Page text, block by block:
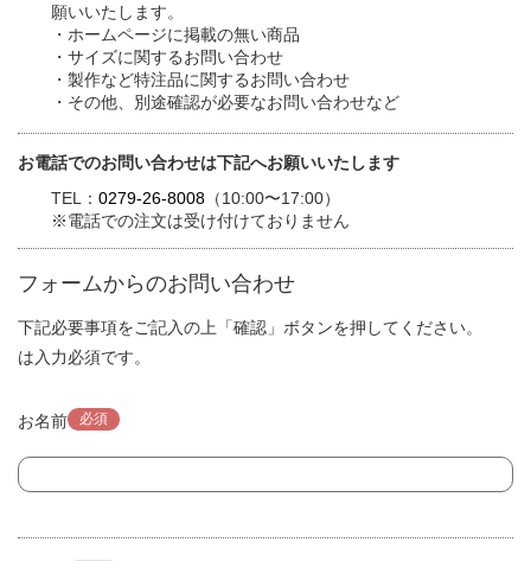
願いいたします。
・ホームページに掲載の無い商品
・サイズに関するお問い合わせ
・製作など特注品に関するお問い合わせ
・その他、別途確認が必要なお問い合わせなど
お電話でのお問い合わせは下記へお願いいたします
TEL： 0279-26-8008 （10:00〜17:00）
※電話での注文は受け付けておりません
フォームからのお問い合わせ
下記必要事項をご記入の上「確認」ボタンを押してください。
は入力必須です。
お名前 必須